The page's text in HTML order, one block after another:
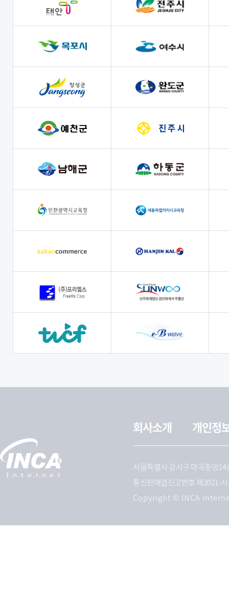
회사소개 개인정
서울특별시 강서구 마곡중앙14
통신판매업신고번호 제2021-
Copyright © INCA